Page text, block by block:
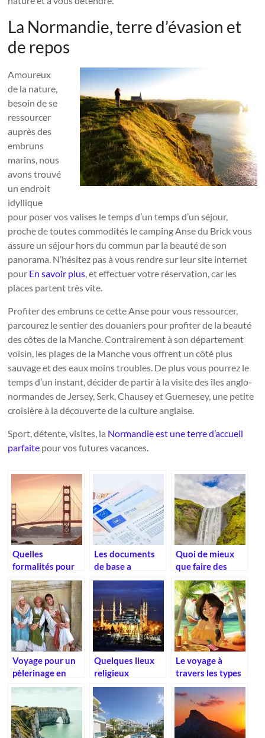
La Normandie, terre d’évasion et
de repos
Amoureux
de la nature,
besoin de se
ressourcer
auprès des
embruns
marins, nous
avons trouvé
un endroit
idyllique
pour poser vos valises le temps d’un temps d’un séjour,
proche de toutes commodités le camping Anse du Brick vous
assure un séjour hors du commun par la beauté de son
panorama. N’hésitez pas à vous rendre sur leur site internet
pour En savoir plus, et effectuer votre réservation, car les
places partent très vite.
Profiter des embruns ce cette Anse pour vous ressourcer,
parcourez le sentier des douaniers pour profiter de la beauté
des côtes de la Manche. Contrairement à son département
voisin, les plages de la Manche vous offrent un côté plus
sauvage et des eaux moins troubles. De plus vous pourrez le
temps d’un instant, décider de partir à la visite des îles anglo-
normandes de Jersey, Serk, Chausey et Guernesey, une petite
croisière à la découverte de la culture anglaise.
Sport, détente, visites, la Normandie est une terre d’accueil
parfaite pour vos futures vacances.
Quelles
formalités pour
un voyage en
Amérique ?
Les documents
de base a
emporter
lorsqu’on voyage
en Europe
Quoi de mieux
que faire des
voyage en
montage avec
vos enfants.
Voyage pour un
pèlerinage en
Israël
Quelques lieux
religieux
incontournables
à visiter
Le voyage à
travers les types
d’arts